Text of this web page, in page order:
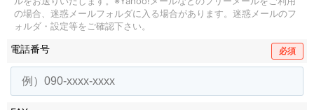
の場合、迷惑メールフォルダに入る場合があります。 迷惑メールのフ
ォルダ・設定等をご確認下さい。
電話番号 必須